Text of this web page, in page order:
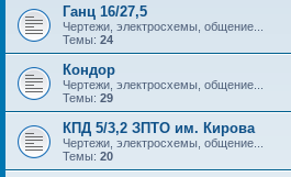
Ганц 16/27,5
Чертежи, электросхемы, общение...
Темы: 24
Кондор
Чертежи, электросхемы, общение...
Темы: 29
КПД 5/3,2 ЗПТО им. Кирова
Чертежи, электросхемы, общение...
Темы: 20